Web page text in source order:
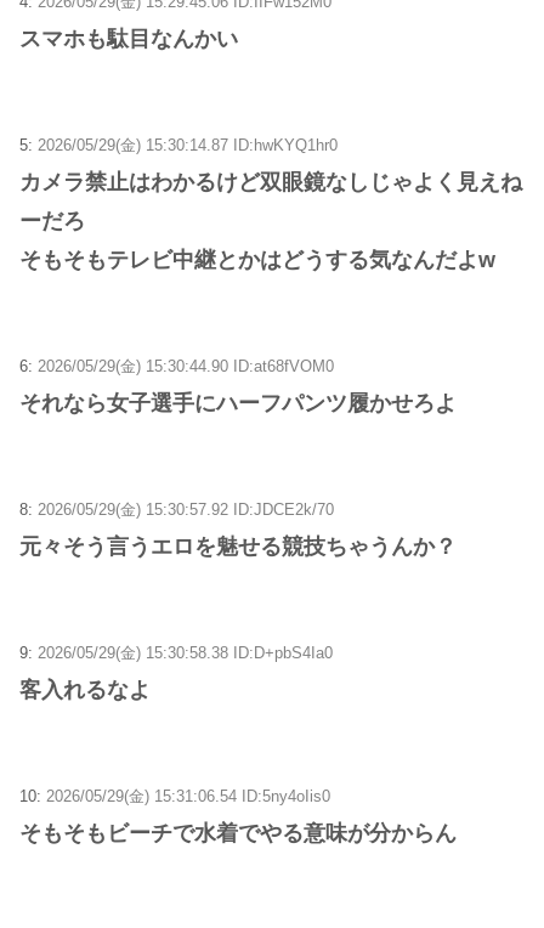
スマホも駄目なんかい
5: 2026/05/29(金) 15:30:14.87 ID:hwKYQ1hr0
カメラ禁止はわかるけど双眼鏡なしじゃよく見えね
ーだろ
そもそもテレビ中継とかはどうする気なんだよw
6: 2026/05/29(金) 15:30:44.90 ID:at68fVOM0
それなら女子選手にハーフパンツ履かせろよ
8: 2026/05/29(金) 15:30:57.92 ID:JDCE2k/70
元々そう言うエロを魅せる競技ちゃうんか？
9: 2026/05/29(金) 15:30:58.38 ID:D+pbS4Ia0
客入れるなよ
10: 2026/05/29(金) 15:31:06.54 ID:5ny4oIis0
そもそもビーチで水着でやる意味が分からん